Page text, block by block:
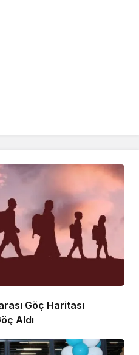
Göç Haritası
Aldı